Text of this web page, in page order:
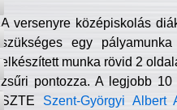
A versenyre középiskolás
szükséges egy
elkészített munka rövid 2
zsűri pontozza. A legjobb
SZTE Szent-Györgyi Albert